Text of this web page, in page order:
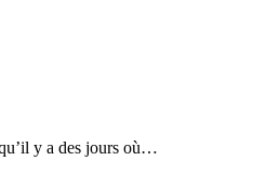
y a des jours où…